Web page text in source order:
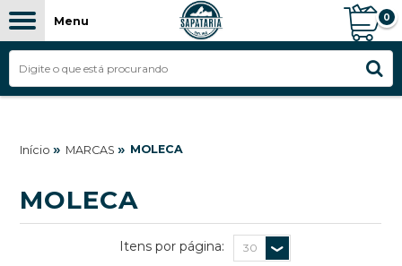
Menu 0
Início » MARCAS » MOLECA
MOLECA
Itens por página: